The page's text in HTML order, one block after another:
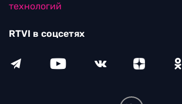
технологий
RTVI в соцсетях